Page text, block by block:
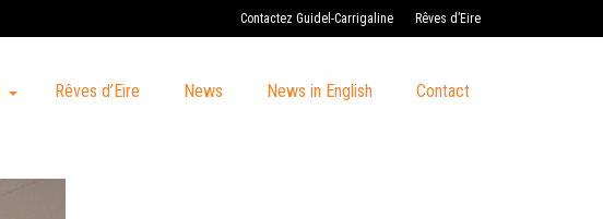
Contactez Guidel-Carrigaline Rêves d’Eire
Rêves d’Eire News News in English Contact